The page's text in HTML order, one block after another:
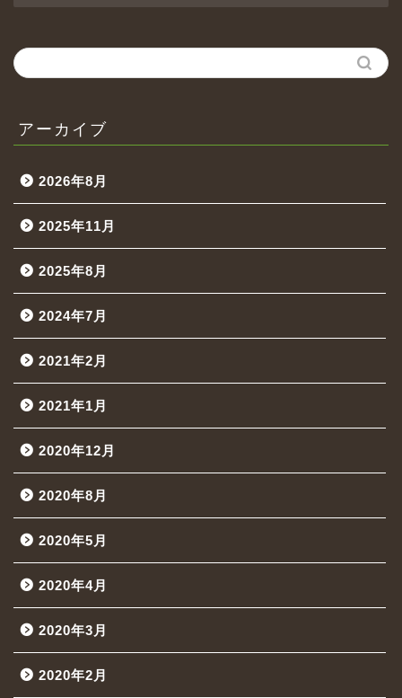
アーカイブ
2026年8月
2025年11月
2025年8月
2024年7月
2021年2月
2021年1月
2020年12月
2020年8月
2020年5月
2020年4月
2020年3月
2020年2月